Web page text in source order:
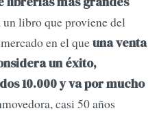
libro que proviene del
en el queuna venta
un éxito,
10.000 y va por mucho
casi 50 años